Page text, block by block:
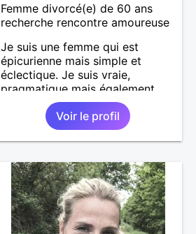
Femme divorcé(e) de 60 ans
recherche rencontre amoureuse
Je suis une femme qui est
épicurienne mais simple et
éclectique. Je suis vraie,
pragmatique mais également
passionnée, j'ai envie de vivre
des moments à deux.
Voir le profil